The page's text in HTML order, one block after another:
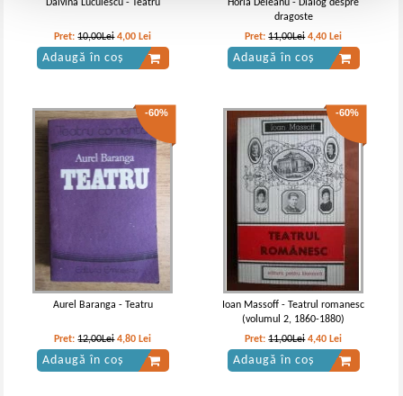
Dalvina Luculescu - Teatru
Pret:10,00Lei 4,00 Lei
Adaugă în coș
Horia Deleanu - Dialog despre
dragoste
Pret:11,00Lei 4,40 Lei
Adaugă în coș
-60%
Aurel Baranga - Teatru
Pret:12,00Lei 4,80 Lei
Adaugă în coș
-60%
Ioan Massoff - Teatrul romanesc
(volumul 2, 1860-1880)
Pret:11,00Lei 4,40 Lei
Adaugă în coș